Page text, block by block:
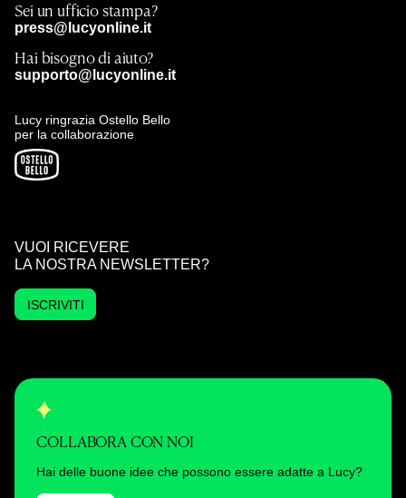
Sei un ufficio stampa?
press@lucyonline.it
Hai bisogno di aiuto?
supporto@lucyonline.it
Lucy ringrazia Ostello Bello
per la collaborazione
VUOI RICEVERE
LA NOSTRA NEWSLETTER?
ISCRIVITI
COLLABORA CON NOI
Hai delle buone idee che possono essere adatte a Lucy?